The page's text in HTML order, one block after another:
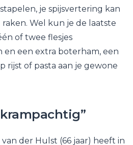
je spijsvertering kan
Wel kun je de laatste
of twee flesjes
een extra boterham, een
rijst of pasta aan je gewone
der Hulst (66 jaar) heeft in